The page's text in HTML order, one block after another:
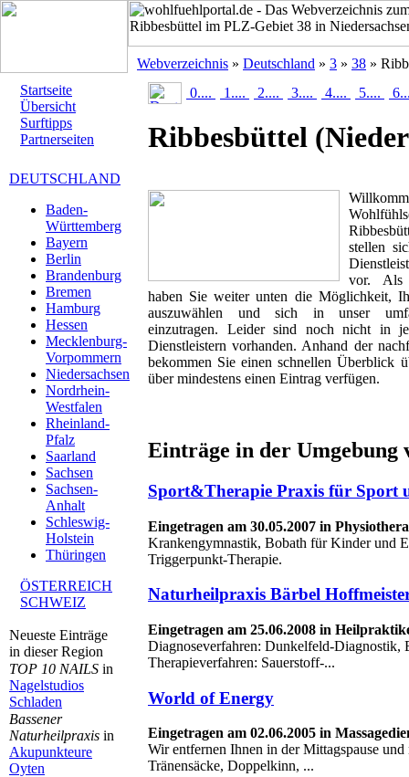
Webverzeichnis » Deutschland » 3 » 38 »
Startseite
Übersicht
Surftipps
Partnerseiten
DEUTSCHLAND
Baden-
Württemberg
Bayern
Berlin
Brandenburg
Bremen
Hamburg
Hessen
Mecklenburg-
Vorpommern
Niedersachsen
Nordrhein-
Westfalen
Rheinland-
Pfalz
Saarland
Sachsen
Sachsen-
Anhalt
Schleswig-
Holstein
Thüringen
ÖSTERREICH
SCHWEIZ
Neueste Einträge
in dieser Region
TOP 10 NAILS in
Nagelstudios
Schladen
Bassener
Naturheilpraxis in
Akupunkteure
Oyten
0.... 1.... 2.... 3.... 4.... 5....
Ribbesbüttel
stellen
vor. Als
haben Sie weiter unten die Möglichkeit,
auszuwählen und sich in unser
einzutragen. Leider sind noch nicht in
Dienstleistern vorhanden. Anhand der
bekommen Sie einen schnellen Überblick
über mindestens einen Eintrag verfügen.
Einträge in der Umgebung
Sport&Therapie Praxis für Sport
Eingetragen am 30.05.2007 in
Krankengymnastik, Bobath für Kinder und
Triggerpunkt-Therapie.
Naturheilpraxis Bärbel
Eingetragen am 25.06.2008 in
Diagnoseverfahren: Dunkelfeld-Diagnostik,
Therapieverfahren: Sauerstoff-...
World of Energy
Eingetragen am 02.06.2005 in
Wir entfernen Ihnen in der Mittagspause
Tränensäcke, Doppelkinn, ...